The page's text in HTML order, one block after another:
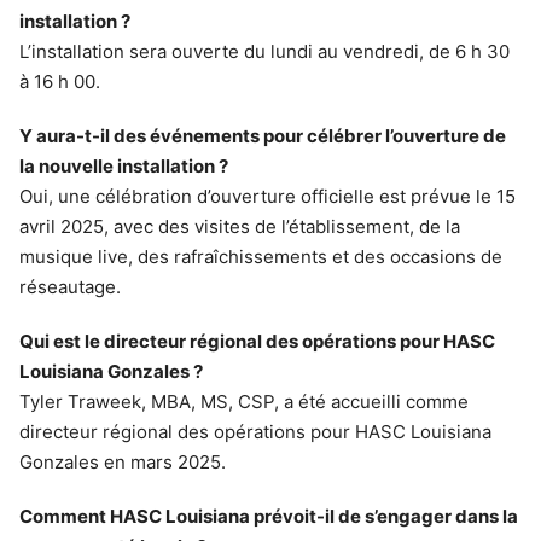
installation ?
L’installation sera ouverte du lundi au vendredi, de 6 h 30
à 16 h 00.
Y aura-t-il des événements pour célébrer l’ouverture de
la nouvelle installation ?
Oui, une célébration d’ouverture officielle est prévue le 15
avril 2025, avec des visites de l’établissement, de la
musique live, des rafraîchissements et des occasions de
réseautage.
Qui est le directeur régional des opérations pour HASC
Louisiana Gonzales ?
Tyler Traweek, MBA, MS, CSP, a été accueilli comme
directeur régional des opérations pour HASC Louisiana
Gonzales en mars 2025.
Comment HASC Louisiana prévoit-il de s’engager dans la